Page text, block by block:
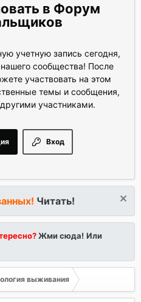
Форум
учетную запись сегодня,
сообщества! После
участвовать на этом
темы и сообщения,
участниками.
Вход
Читать!
Жми сюда! Или
выживания